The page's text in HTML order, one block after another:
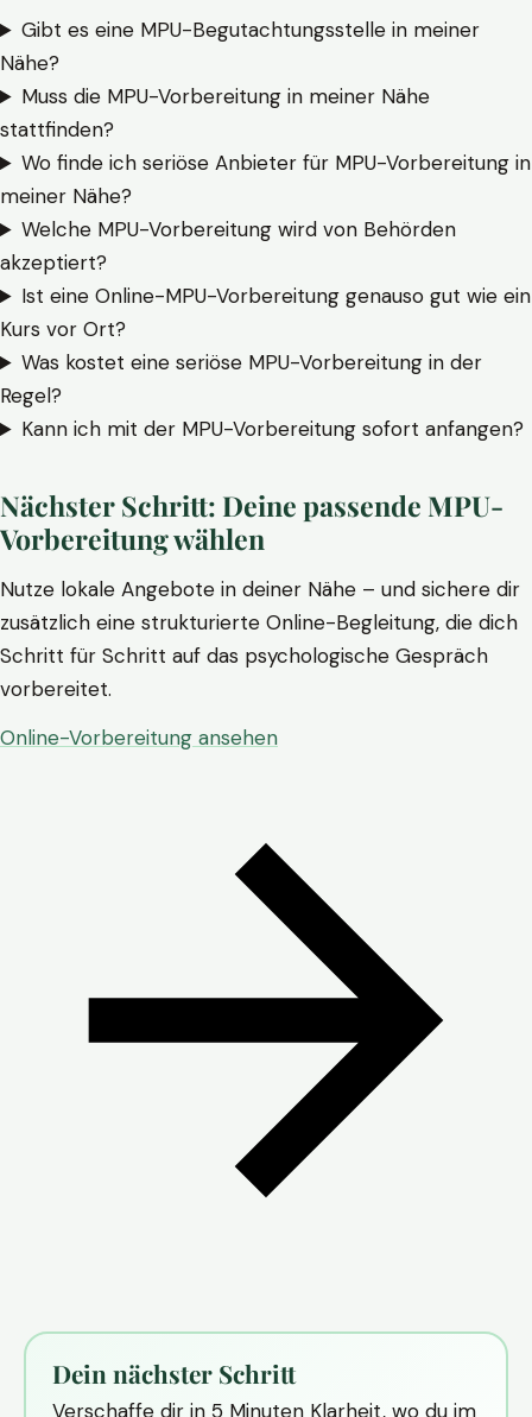
Gibt es eine MPU-Begutachtungsstelle in meiner
Nähe?
Muss die MPU-Vorbereitung in meiner Nähe
stattfinden?
Wo finde ich seriöse Anbieter für MPU-Vorbereitung in
meiner Nähe?
Welche MPU-Vorbereitung wird von Behörden
akzeptiert?
Ist eine Online-MPU-Vorbereitung genauso gut wie ein
Kurs vor Ort?
Was kostet eine seriöse MPU-Vorbereitung in der
Regel?
Kann ich mit der MPU-Vorbereitung sofort anfangen?
Nächster Schritt: Deine passende MPU-
Vorbereitung wählen
Nutze lokale Angebote in deiner Nähe – und sichere dir
zusätzlich eine strukturierte Online-Begleitung, die dich
Schritt für Schritt auf das psychologische Gespräch
vorbereitet.
Online-Vorbereitung ansehen
Dein nächster Schritt
Verschaffe dir in 5 Minuten Klarheit, wo du im